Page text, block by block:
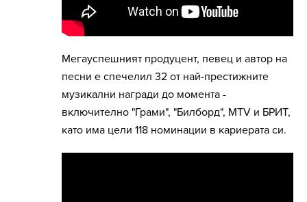
Mегауспешният продуцент, певец и автор на
песни е спечелил 32 от най-престижните
музикални награди до момента -
включително "Грами", "Билборд", MTV и БРИТ,
като има цели 118 номинации в кариерата си.